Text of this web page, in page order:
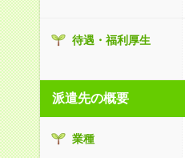
待遇・福利厚生
派遣先の概要
業種